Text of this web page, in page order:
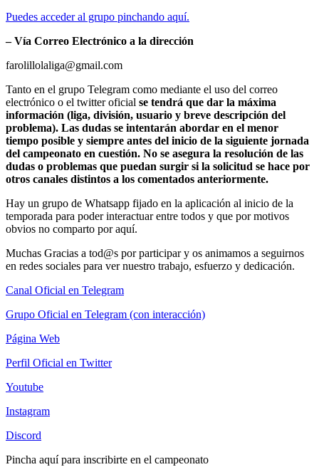
Puedes acceder al grupo pinchando aquí.
– Vía Correo Electrónico a la dirección
farolillolaliga@gmail.com
Tanto en el grupo Telegram como mediante el uso del correo
electrónico o el twitter oficial se tendrá que dar la máxima
información (liga, división, usuario y breve descripción del
problema). Las dudas se intentarán abordar en el menor
tiempo posible y siempre antes del inicio de la siguiente jornada
del campeonato en cuestión. No se asegura la resolución de las
dudas o problemas que puedan surgir si la solicitud se hace por
otros canales distintos a los comentados anteriormente.
Hay un grupo de Whatsapp fijado en la aplicación al inicio de la
temporada para poder interactuar entre todos y que por motivos
obvios no comparto por aquí.
Muchas Gracias a tod@s por participar y os animamos a seguirnos
en redes sociales para ver nuestro trabajo, esfuerzo y dedicación.
Canal Oficial en Telegram
Grupo Oficial en Telegram (con interacción)
Página Web
Perfil Oficial en Twitter
Youtube
Instagram
Discord
Pincha aquí para inscribirte en el campeonato